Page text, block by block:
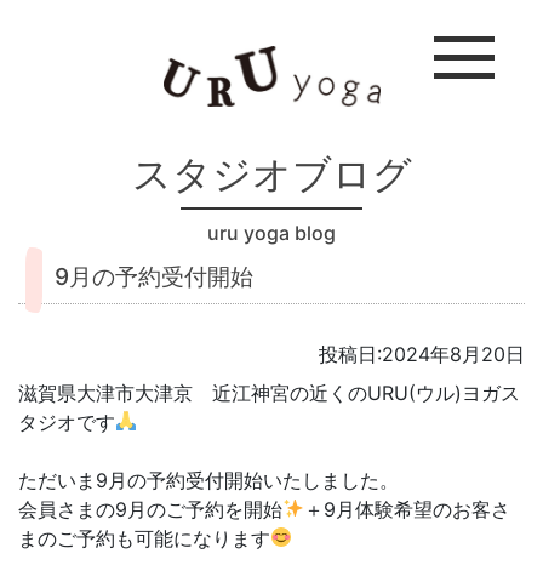
スタジオブログ
uru yoga blog
9月の予約受付開始
投稿日:2024年8月20日
滋賀県大津市大津京 近江神宮の近くのURU(ウル)ヨガス
タジオです
ただいま9月の予約受付開始いたしました。
会員さまの9月のご予約を開始
＋9月体験希望のお客さ
まのご予約も可能になります